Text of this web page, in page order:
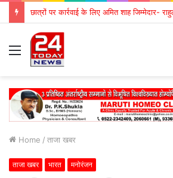
छात्रों पर कार्रवाई के लिए अमित शाह जिम्मेदार-
Menu
Home / ताजा खबर
ताजा खबर भारत मनोरंजन